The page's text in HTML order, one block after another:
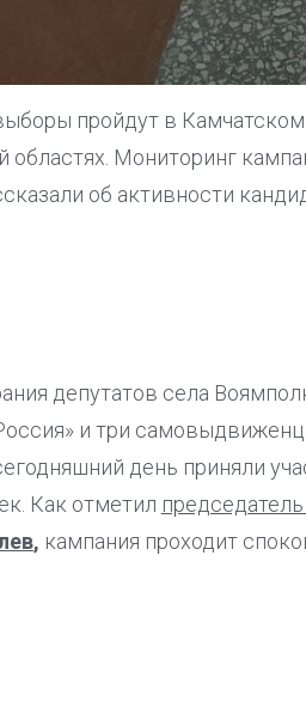
пройдут в
областях. Мониторинг
об активности
депутатов села
и три
день приняли
Как отметил
, кампания проходит